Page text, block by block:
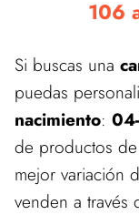
106
Si buscas una
puedas
nacimiento:
de productos
mejor variación
venden a través